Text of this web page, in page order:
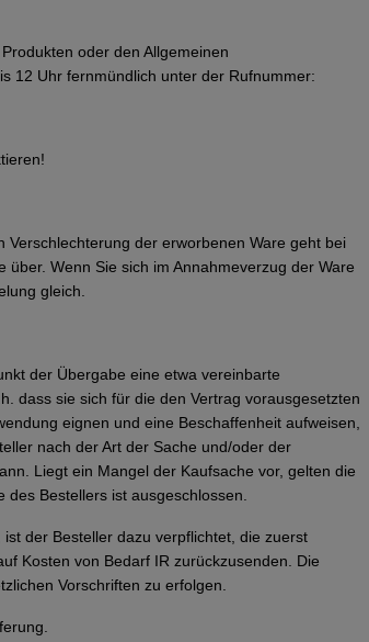
oder den Allgemeinen
12 Uhr fernmündlich unter der Rufnummer:
der erworbenen Ware geht bei
Wenn Sie sich im Annahmeverzug der Ware
gleich.
der Übergabe eine etwa vereinbarte
dass sie sich für die den Vertrag vorausgesetzten
eignen und eine Beschaffenheit aufweisen,
nach der Art der Sache und/oder der
Liegt ein Mangel der Kaufsache vor, gelten die
Bestellers ist ausgeschlossen.
der Besteller dazu verpflichtet, die zuerst
Kosten von Bedarf IR zurückzusenden. Die
Vorschriften zu erfolgen.